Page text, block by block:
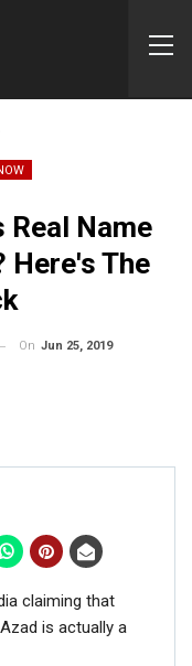
Real Name
Here's The
On Jun 25, 2019
claiming that
is actually a